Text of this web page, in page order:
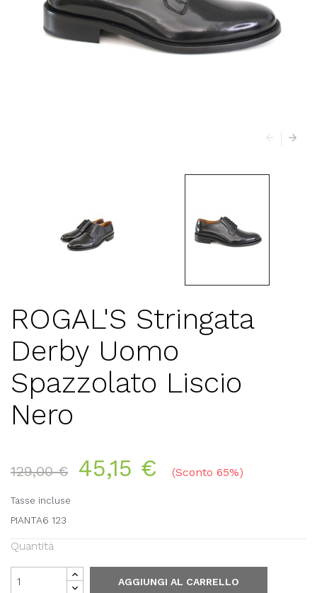
ROGAL'S Stringata
Derby Uomo
Spazzolato Liscio
Nero
129,00 € 45,15 € Sconto 65%
Tasse incluse
PIANTA6 123
Quantità
AGGIUNGI AL CARRELLO